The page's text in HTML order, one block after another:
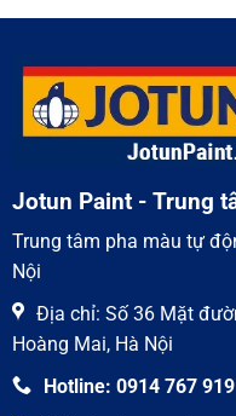
Jotun Paint - Trung
Trung tâm pha màu tự
Nội
Địa chỉ: Số 36 Mặt
Hoàng Mai, Hà Nội
Hotline: 0914 767 919